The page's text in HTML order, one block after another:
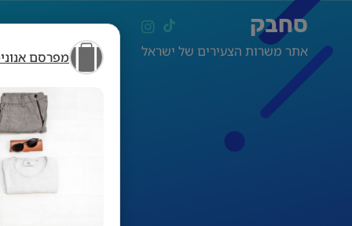
מפרסם
סחבק
אתר משרות הצעירים של ישראל